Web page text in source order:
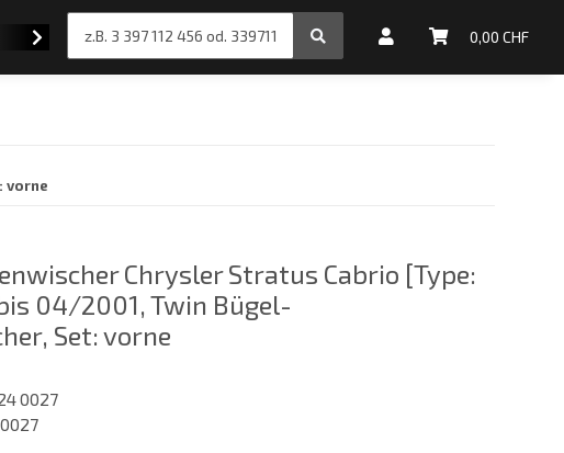
0,00 CHF
Originale Motoröle
vorne
Chrysler Stratus Cabrio [Type:
04/2001, Twin Bügel-
Set: vorne
0027